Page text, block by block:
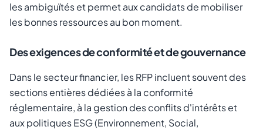
les ambiguïtés et permet aux candidats de mobiliser
les bonnes ressources au bon moment.
Des exigences de conformité et de gouvernance
Dans le secteur financier, les RFP incluent souvent des
sections entières dédiées à la conformité
réglementaire, à la gestion des conflits d'intérêts et
aux politiques ESG (Environnement, Social,